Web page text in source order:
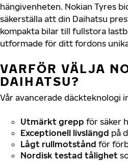
hängivenheten. Nokian Tyres
säkerställa att din Daihatsu
kompakta bilar till fullstora
utformade för ditt fordons
VARFÖR VÄLJA
DAIHATSU?
Vår avancerade däckteknologi
Utmärkt grepp för säker
Exceptionell livslängd på
Lågt rullmotstånd för
Nordisk testad tålighet